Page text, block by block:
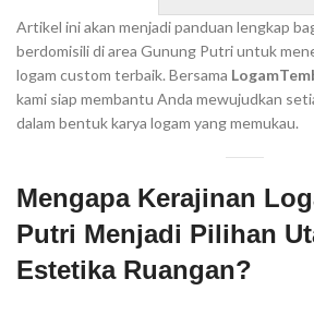
Artikel ini akan menjadi panduan lengkap
berdomisili di area Gunung Putri untuk
logam custom terbaik. Bersama
kami siap membantu Anda mewujudkan
dalam bentuk karya logam yang memukau.
Mengapa Kerajinan
Putri Menjadi Pilihan
Estetika Ruangan?